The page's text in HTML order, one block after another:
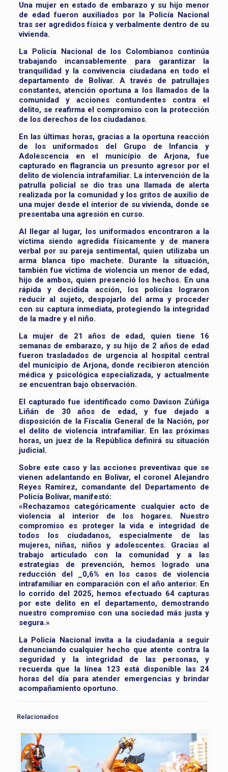
Una mujer en estado de embarazo y su hijo menor
de edad fueron auxiliados por la Policía Nacional
tras ser agredidos física y verbalmente dentro de su
vivienda.
La Policía Nacional de los Colombianos continúa
trabajando incansablemente para garantizar la
tranquilidad y la convivencia ciudadana en todo el
departamento de Bolívar. A través de patrullajes
constantes, atención oportuna a los llamados de la
comunidad y acciones contundentes contra el
delito, se reafirma el compromiso con la protección
de los derechos de los ciudadanos.
En las últimas horas, gracias a la oportuna reacción
de los uniformados del Grupo de Infancia y
Adolescencia en el municipio de Arjona, fue
capturado en flagrancia un presunto agresor por el
delito de violencia intrafamiliar. La intervención de la
patrulla policial se dio tras una llamada de alerta
realizada por la comunidad y los gritos de auxilio de
una mujer desde el interior de su vivienda, donde se
presentaba una agresión en curso.
Al llegar al lugar, los uniformados encontraron a la
víctima siendo agredida físicamente y de manera
verbal por su pareja sentimental, quien utilizaba un
arma blanca tipo machete. Durante la situación,
también fue víctima de violencia un menor de edad,
hijo de ambos, quien presenció los hechos. En una
rápida y decidida acción, los policías lograron
reducir al sujeto, despojarlo del arma y proceder
con su captura inmediata, protegiendo la integridad
de la madre y el niño.
La mujer de 21 años de edad, quien tiene 16
semanas de embarazo, y su hijo de 2 años de edad
fueron trasladados de urgencia al hospital central
del municipio de Arjona, donde recibieron atención
médica y psicológica especializada, y actualmente
se encuentran bajo observación.
El capturado fue identificado como Davison Zúñiga
Liñán de 30 años de edad, y fue dejado a
disposición de la Fiscalía General de la Nación, por
el delito de violencia intrafamiliar. En las próximas
horas, un juez de la República definirá su situación
judicial.
Sobre este caso y las acciones preventivas que se
vienen adelantando en Bolívar, el coronel Alejandro
Reyes Ramírez, comandante del Departamento de
Policía Bolívar, manifestó:
«Rechazamos categóricamente cualquier acto de
violencia al interior de los hogares. Nuestro
compromiso es proteger la vida e integridad de
todos los ciudadanos, especialmente de las
mujeres, niñas, niños y adolescentes. Gracias al
trabajo articulado con la comunidad y a las
estrategias de prevención, hemos logrado una
reducción del _0,6% en los casos de violencia
intrafamiliar en comparación con el año anterior. En
lo corrido del 2025, hemos efectuado 64 capturas
por este delito en el departamento, demostrando
nuestro compromiso con una sociedad más justa y
segura.»
La Policía Nacional invita a la ciudadanía a seguir
denunciando cualquier hecho que atente contra la
seguridad y la integridad de las personas, y
recuerda que la línea 123 está disponible las 24
horas del día para atender emergencias y brindar
acompañamiento oportuno.
Relacionados